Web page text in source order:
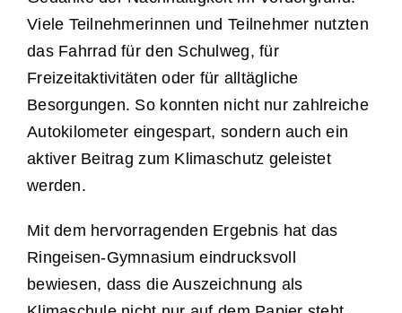
Viele Teilnehmerinnen und Teilnehmer nutzten
das Fahrrad für den Schulweg, für
Freizeitaktivitäten oder für alltägliche
Besorgungen. So konnten nicht nur zahlreiche
Autokilometer eingespart, sondern auch ein
aktiver Beitrag zum Klimaschutz geleistet
werden.
Mit dem hervorragenden Ergebnis hat das
Ringeisen-Gymnasium eindrucksvoll
bewiesen, dass die Auszeichnung als